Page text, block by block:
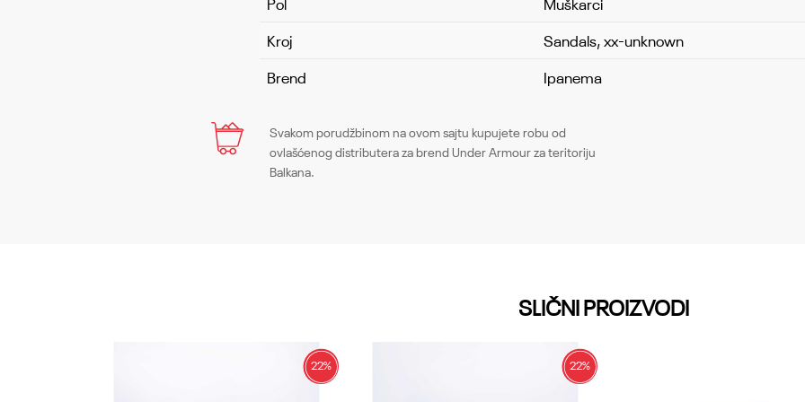
Kroj
Sandals, xx-unknown
Brend
Ipanema
Svakom porudžbinom na ovom sajtu kupujete robu od
ovlašćenog distributera za brend Under Armour za teritoriju
Balkana.
SLIČNI PROIZVODI
22% 22%